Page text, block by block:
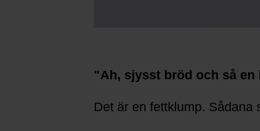
"Ah, sjysst bröd och så
Det är en fettklump. Sådana